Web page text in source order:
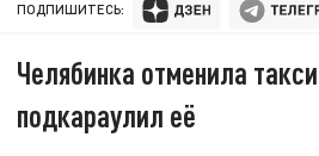
ПОДПИШИТЕСЬ:
Челябинка отменила
подкараулил её